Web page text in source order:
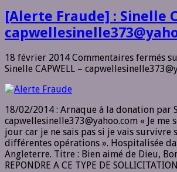
[Alerte Fraude] : Sinelle
18 février 2014 Commentaires fermés
Sinelle CAPWELL –
18/02/2014 : Arnaque à la donation par
capwellesinelle373@yahoo.com « Je me
jour car je ne sais pas si je vais survivre
différentes opérations ». Hospitalisée
Angleterre. Titre : Bien aimé de Dieu,
REPONDRE A CE TYPE DE SOLLICITATION